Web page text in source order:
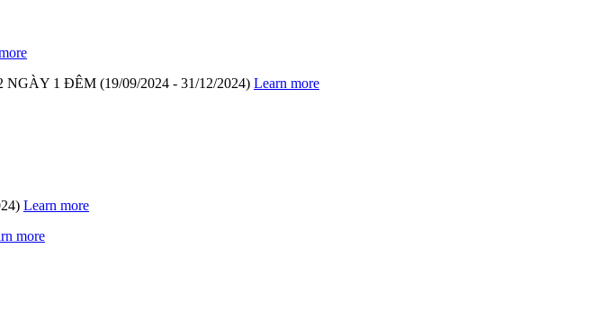
NGÀY 1 ĐÊM (19/09/2024 - 31/12/2024) Learn more
Learn more
more